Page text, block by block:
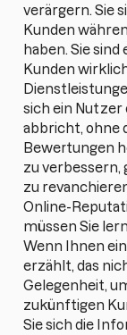
verärgern. Sie
Kunden
haben. Sie
Kunden
sich ein Nutzer
abbricht, ohne
Bewertungen
zu verbessern,
zu
Online-
müssen Sie
Wenn Ihnen
erzählt, das
Gelegenheit,
zukünftigen
Sie sich die